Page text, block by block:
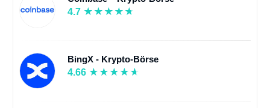
4.7
BingX - Krypto-Börse
4.66